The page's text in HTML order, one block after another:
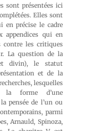
sont présentées ici
Elles sont
en précise le cadre
appendices qui en
contre les critiques
La question de la
divin), le statut
et de la
lesquelles
la forme d’une
pensée de l’un ou
parmi
Arnauld, Spinoza,